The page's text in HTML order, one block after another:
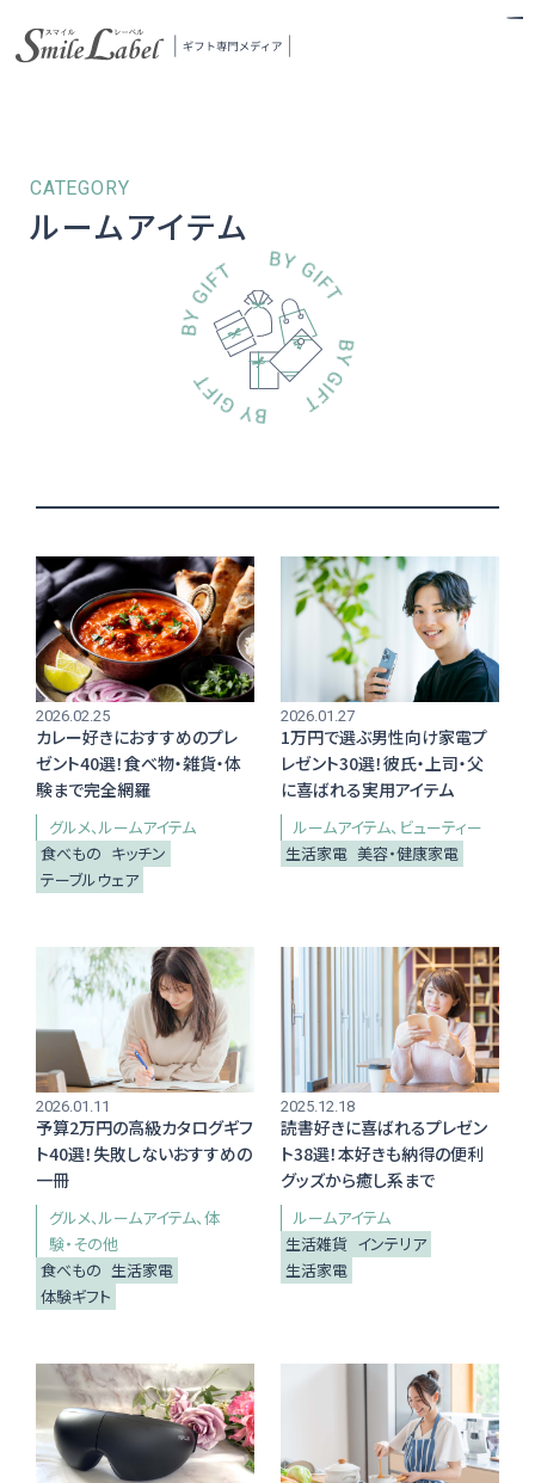
お店からギフトを探す
商品からギフトを探す
行事からギフトを探す
贈る相手からギフトを探す
編集部おすすめ
ルームアイテム
2026.02.25
カレー好きにおすすめのプレ
ゼント40選！食べ物・雑貨・体
験まで完全網羅
グルメ ルームアイテム
食べもの キッチン
テーブルウェア
2026.01.27
1万円で選ぶ男性向け家電プ
レゼント30選！彼氏・上司・父
に喜ばれる実用アイテム
ルームアイテム ビューティー
生活家電 美容・健康家電
2026.01.11
予算2万円の高級カタログギフ
ト40選！失敗しないおすすめの
一冊
グルメ ルームアイテム 体
験・その他
食べもの 生活家電
体験ギフト
2025.12.18
読書好きに喜ばれるプレゼン
ト38選！本好きも納得の便利
グッズから癒し系まで
ルームアイテム
生活雑貨 インテリア
生活家電